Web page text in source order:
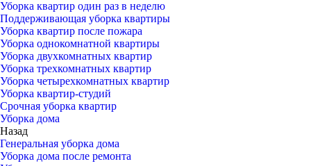
Уборка квартир один раз в неделю
Поддерживающая уборка квартиры
Уборка квартир после пожара
Уборка однокомнатной квартиры
Уборка двухкомнатных квартир
Уборка трехкомнатных квартир
Уборка четырехкомнатных квартир
Уборка квартир-студий
Срочная уборка квартир
Уборка дома
Назад
Генеральная уборка дома
Уборка дома после ремонта